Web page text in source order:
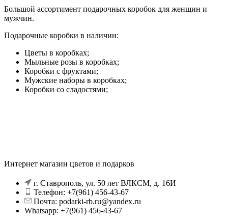
Большой ассортимент подарочных коробок для женщин и
мужчин.
Подарочные коробки в наличии:
Цветы в коробках;
Мыльные розы в коробках;
Коробки с фруктами;
Мужские наборы в коробках;
Коробки со сладостями;
Интернет магазин цветов и подарков
г. Ставрополь, ул. 50 лет ВЛКСМ, д. 16И
Телефон: +7(961) 456-43-67
Почта: podarki-rb.ru@yandex.ru
Whatsapp: +7(961) 456-43-67